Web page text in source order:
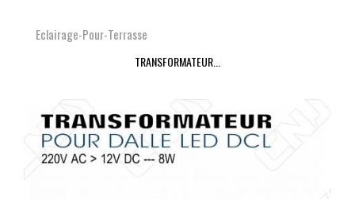
Eclairage-Pour-Terrasse
TRANSFORMATEUR...